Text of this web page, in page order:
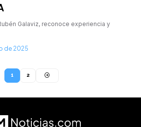
Galaviz, reconoce experiencia y
de 2025
1 2